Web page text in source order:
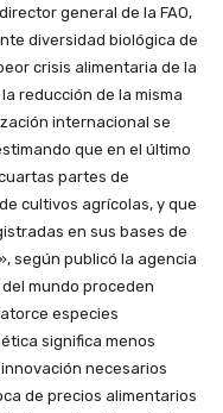
general de la FAO,
diversidad biológica de
crisis alimentaria de la
reducción de la misma
internacional se
que en el último
partes de
cultivos agrícolas, y que
en sus bases de
según publicó la agencia
mundo proceden
especies
significa menos
necesarios
de precios alimentarios